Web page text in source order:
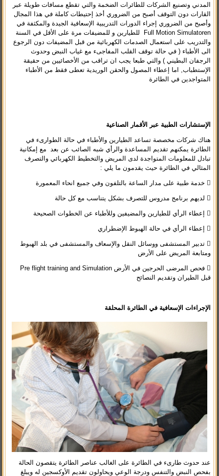
المدني وتصنيع الشركات للطائرات الضخمة والتي تقطع مسافات طويلة عبر
القارات دون التوقف أصبح من الضروري أخذ إحتيطات كاملة في هذا المجال
وأصبح من الضروري إجراء الدورات التدريبية الإسعافية الجيدة والمكثفة في
Full Motion Simulatoren للطيارين و للمضيفات مرة على الأقل في السنة
والتدريب على استعمال الصدمات الكهربائية من قبل المضيفات دون الرجوع
الى الأطباء ( في حالة توقف القلب المفاجىء مع غياب النبض وحدوث
الرجفان البطيني ) والتي طبعا يجب ان تراقب من الأخصائيين من حقيقة
الإستطباب, اما إعطاء المصول والحقن الوريدية تعطى فقط من الأطباء
المتواجدين في الطائرة
الإستشارات الطبية عبر الأقمار الصناعية
هناك شركات مخصصة تساعد الطيارين والأطباء في حالة الطوارىء في
الطائرة يمكنهم تقديم المساعدة والرأي شبه الصائب عن بعد مع إمكانية
تبادل للمعلومات المتواجدة لدى المريض والتخطيط الكهربائي والتصرف
المثالي في الطائرة حيث يقدمون ما يلي :
 خدمة طبية على مدار الساعة بالتلفون وفي جميع انحاء المعمورة
 لديهم برنامج مدروس للتصرف بشكل يتناسب مع كل حالة
 إعطاء الرأي للطيارين والمضيفين وللأطباء عن الخطوات الصحيحة
 إعطاء الرأي في حالة الهبوط الإضطراري
 تدبير المستشفى ووسائل النقل والإسعاف والمستشفى في بلد الهبوط
ومتابعة المريض على الأرض
قبل الطيران وتقديم النصائح
الإجراءات الإسعافية في الطائرة المحلقة
عند حدوث طارىء في الطائرة على الغالب عناصر الطائرة يتقصون الحالة
بفحص النبض والتنفس ودرجة الوعي ويحاولون تقديم الأوكسجين له ويبلغ